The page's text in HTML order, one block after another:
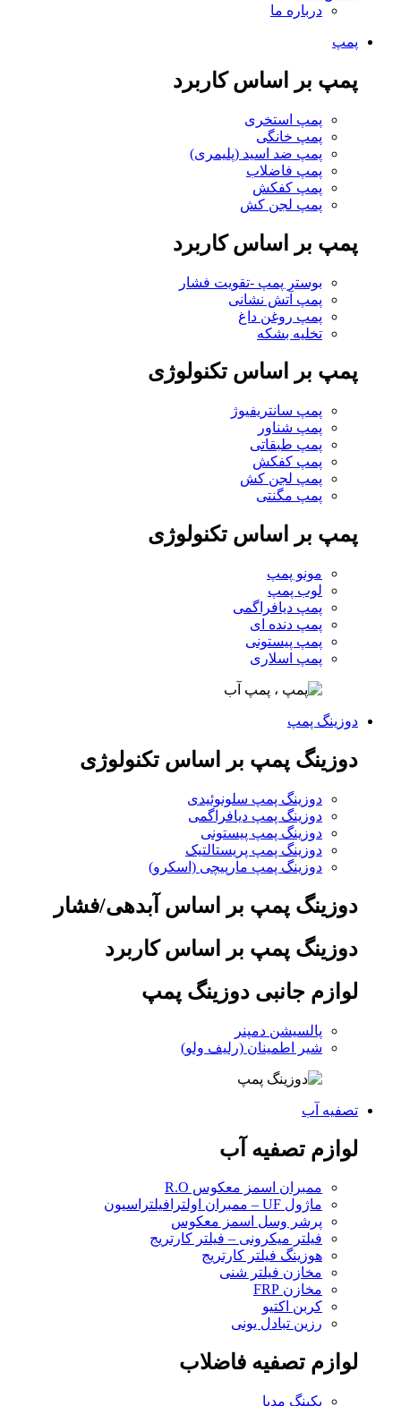
درباره ما
پمپ
پمپ بر اساس کاربرد
پمپ استخری
پمپ خانگی
پمپ ضد اسید (پلیمری)
پمپ فاضلاب
پمپ کفکش
پمپ لجن کش
پمپ بر اساس کاربرد
بوستر پمپ -تقویت فشار
پمپ آتش نشانی
پمپ روغن داغ
تخلیه بشکه
پمپ بر اساس تکنولوژی
پمپ سانتریفیوژ
پمپ شناور
پمپ طبقاتی
پمپ کفکش
پمپ لجن کش
پمپ مگنتی
پمپ بر اساس تکنولوژی
مونو پمپ
لوب پمپ
پمپ دیافراگمی
پمپ دنده ای
پمپ پیستونی
پمپ اسلاری
دوزینگ پمپ
دوزینگ پمپ بر اساس تکنولوژی
دوزینگ پمپ سلونوئیدی
دوزینگ پمپ دیافراگمی
دوزینگ پمپ پیستونی
دوزینگ پمپ پریستالتیک
دوزینگ پمپ مارپیچی (اسکرو)
دوزینگ پمپ بر اساس آبدهی/فشار
دوزینگ پمپ بر اساس کاربرد
لوازم جانبی دوزینگ پمپ
پالسیشن دمپنر
شیر اطمینان (رلیف ولو)
تصفیه آب
لوازم تصفیه آب
ممبران اسمز معکوس R.O
ماژول UF – ممبران اولترافیلتراسیون
پرشر وسل اسمز معکوس
فیلتر میکرونی – فیلتر کارتریج
هوزینگ فیلتر کارتریج
مخازن فیلتر شنی
مخازن FRP
کربن اکتیو
رزین تبادل یونی
لوازم تصفیه فاضلاب
پکینگ مدیا